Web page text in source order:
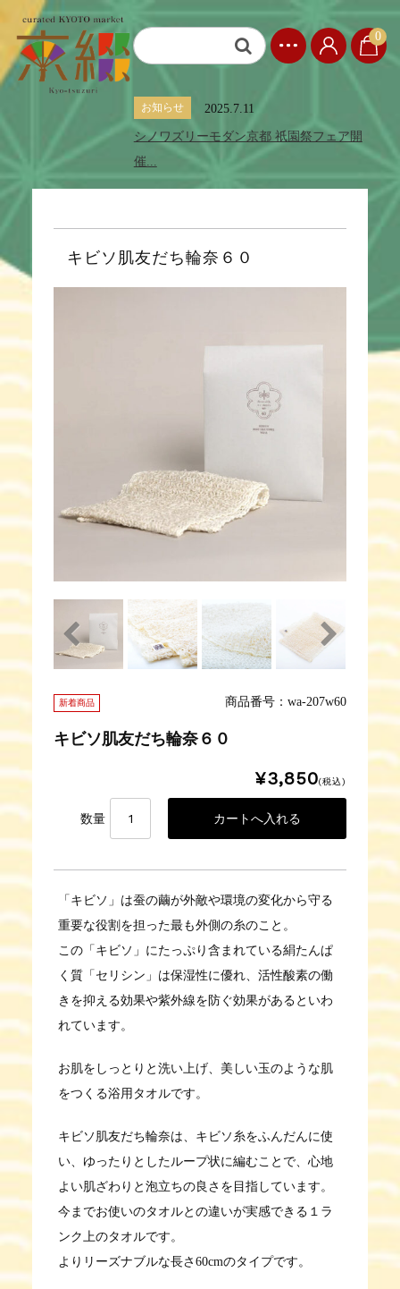
0
お知らせ 2025.7.11
シノワズリーモダン京都 祇園祭フェア開
催...
キビソ肌友だち輪奈６０
新着商品 商品番号：wa-207w60
キビソ肌友だち輪奈６０
¥3,850(税込)
数量
「キビソ」は蚕の繭が外敵や環境の変化から守る
重要な役割を担った最も外側の糸のこと。
この「キビソ」にたっぷり含まれている絹たんぱ
く質「セリシン」は保湿性に優れ、活性酸素の働
きを抑える効果や紫外線を防ぐ効果があるといわ
れています。
お肌をしっとりと洗い上げ、美しい玉のような肌
をつくる浴用タオルです。
キビソ肌友だち輪奈は、キビソ糸をふんだんに使
い、ゆったりとしたループ状に編むことで、心地
よい肌ざわりと泡立ちの良さを目指しています。
今までお使いのタオルとの違いが実感できる１ラ
ンク上のタオルです。
よりリーズナブルな長さ60cmのタイプです。